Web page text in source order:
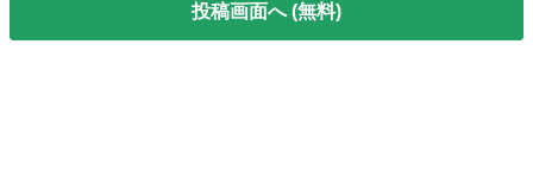
投稿画面へ (無料)